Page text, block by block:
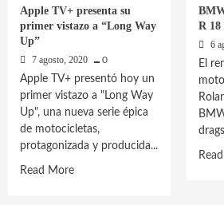
Apple TV+ presenta su
primer vistazo a “Long Way
Up”
7 agosto, 2020 0
Apple TV+ presentó hoy un
primer vistazo a "Long Way
Up", una nueva serie épica
de motocicletas,
protagonizada y producida...
Read MoreRead
R 18
6
El